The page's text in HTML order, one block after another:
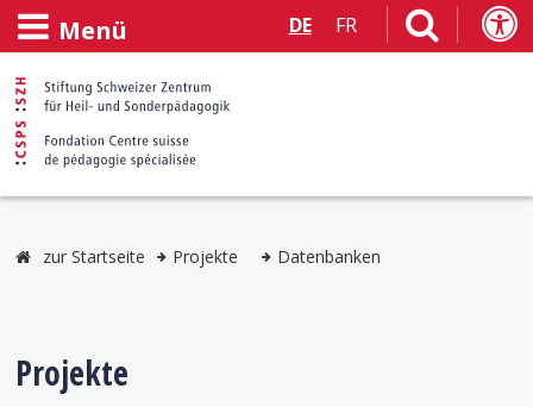
Menü DE FR
zur Startseite Projekte Datenbanken
Projekte